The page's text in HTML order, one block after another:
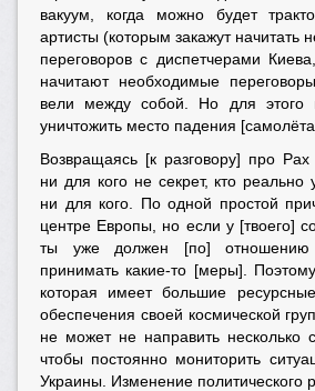
вакуум, когда можно будет
артисты (которым закажут начитать
переговоров с диспетчерами
начитают необходимые
вели между собой. Но для этого
уничтожить место падения
Возвращаясь [к разговору] про
ни для кого не секрет, кто реально
ни для кого. По одной простой
центре Европы, но если у [твоего]
ты уже должен [по]
принимать какие-то [меры].
которая имеет большие
обеспечения своей космической
не может не направить несколько
чтобы постоянно мониторить
Украины. Изменение политического